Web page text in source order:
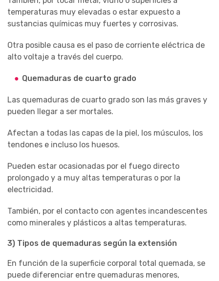
temperaturas muy elevadas o estar expuesto a
sustancias químicas muy fuertes y corrosivas.
Otra posible causa es el paso de corriente eléctrica de
alto voltaje a través del cuerpo.
Quemaduras de cuarto grado
Las quemaduras de cuarto grado son las más graves y
pueden llegar a ser mortales.
Afectan a todas las capas de la piel, los músculos, los
tendones e incluso los huesos.
Pueden estar ocasionadas por el fuego directo
prolongado y a muy altas temperaturas o por la
electricidad.
También, por el contacto con agentes incandescentes
como minerales y plásticos a altas temperaturas.
3) Tipos de quemaduras según la extensión
En función de la superficie corporal total quemada, se
puede diferenciar entre quemaduras menores,